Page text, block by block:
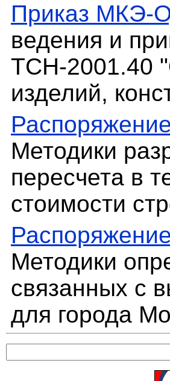
Приказ МКЭ-
ведения и
ТСН-2001.40
изделий,
Методики
пересчета в
стоимости
Методики
связанных с
для города